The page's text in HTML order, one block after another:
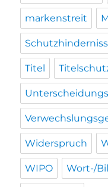
markenstreit
Titel
Widerspruch
WIPO Wort-/